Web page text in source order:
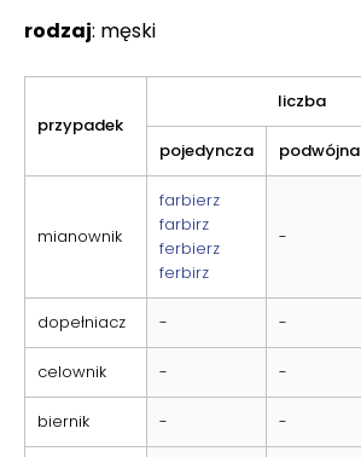
rodzaj: męski
przypadek
liczba
pojedyncza podwójna
mianownik
farbierz
farbirz
ferbierz
ferbirz
-
dopełniacz - -
celownik - -
biernik - -